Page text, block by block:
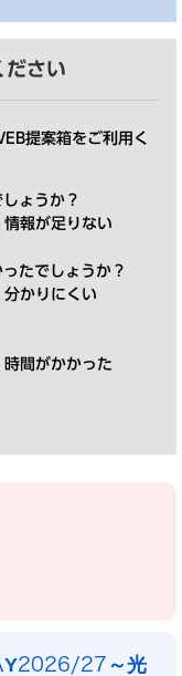
ださい
提案箱をご利用く
ょうか？
情報が足りない
たでしょうか？
分かりにくい
時間がかかった
27～光